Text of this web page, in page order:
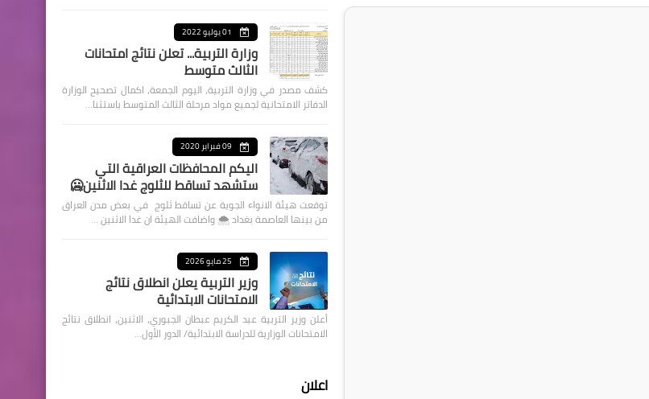
01 يوليو 2022
وزارة التربية... تعلن نتائج امتحانات
الثالث متوسط
كشف مصدر في وزارة التربية، اليوم الجمعة، اكمال تصحيح الوزارة
الدفاتر الامتحانية لجميع مواد مرحلة الثالث المتوسط باستثنا…
09 فبراير 2020
اليكم المحافظات العراقية التي
ستشهد تساقط للثلوج غدا الاثنين🥶
توقعت هيئة الانواء الجوية عن تساقط ثلوج في بعض مدن العراق
من بينها العاصمة بغداد ⁦🌨️⁩ واضافت الهيئة ان غدا الاثنين …
25 مايو 2026
وزير التربية يعلن انطلاق نتائج
الامتحانات الابتدائية
أعلن وزير التربية عبد الكريم عبطان الجبوري، الاثنين، انطلاق نتائج
الامتحانات الوزارية للدراسة الابتدائية/ الدور الأول…
اعلان